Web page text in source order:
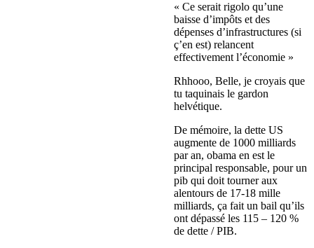
« Ce serait rigolo qu’une
baisse d’impôts et des
dépenses d’infrastructures (si
ç’en est) relancent
effectivement l’économie »
Rhhooo, Belle, je croyais que
tu taquinais le gardon
helvétique.
De mémoire, la dette US
augmente de 1000 milliards
par an, obama en est le
principal responsable, pour un
pib qui doit tourner aux
alentours de 17-18 mille
milliards, ça fait un bail qu’ils
ont dépassé les 115 – 120 %
de dette / PIB.